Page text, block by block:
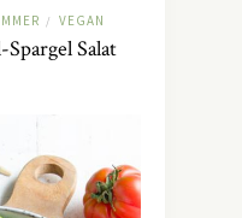
/ VEGAN
Salat